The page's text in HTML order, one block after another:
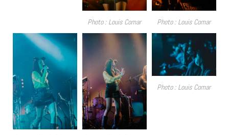
Photo : Louis Comar Photo : Louis Comar
Photo : Louis Comar